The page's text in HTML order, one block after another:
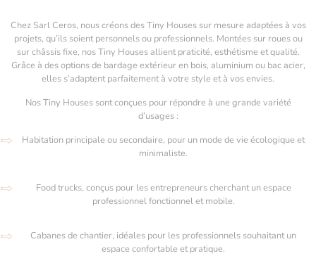
Chez Sarl Ceros, nous créons des Tiny Houses sur mesure adaptées à vos
projets, qu’ils soient personnels ou professionnels. Montées sur roues ou
sur châssis fixe, nos Tiny Houses allient praticité, esthétisme et qualité.
Grâce à des options de bardage extérieur en bois, aluminium ou bac acier,
elles s’adaptent parfaitement à votre style et à vos envies.
Nos Tiny Houses sont conçues pour répondre à une grande variété
d’usages :
Habitation principale ou secondaire, pour un mode de vie écologique et
minimaliste.
Food trucks, conçus pour les entrepreneurs cherchant un espace
professionnel fonctionnel et mobile.
Cabanes de chantier, idéales pour les professionnels souhaitant un
espace confortable et pratique.